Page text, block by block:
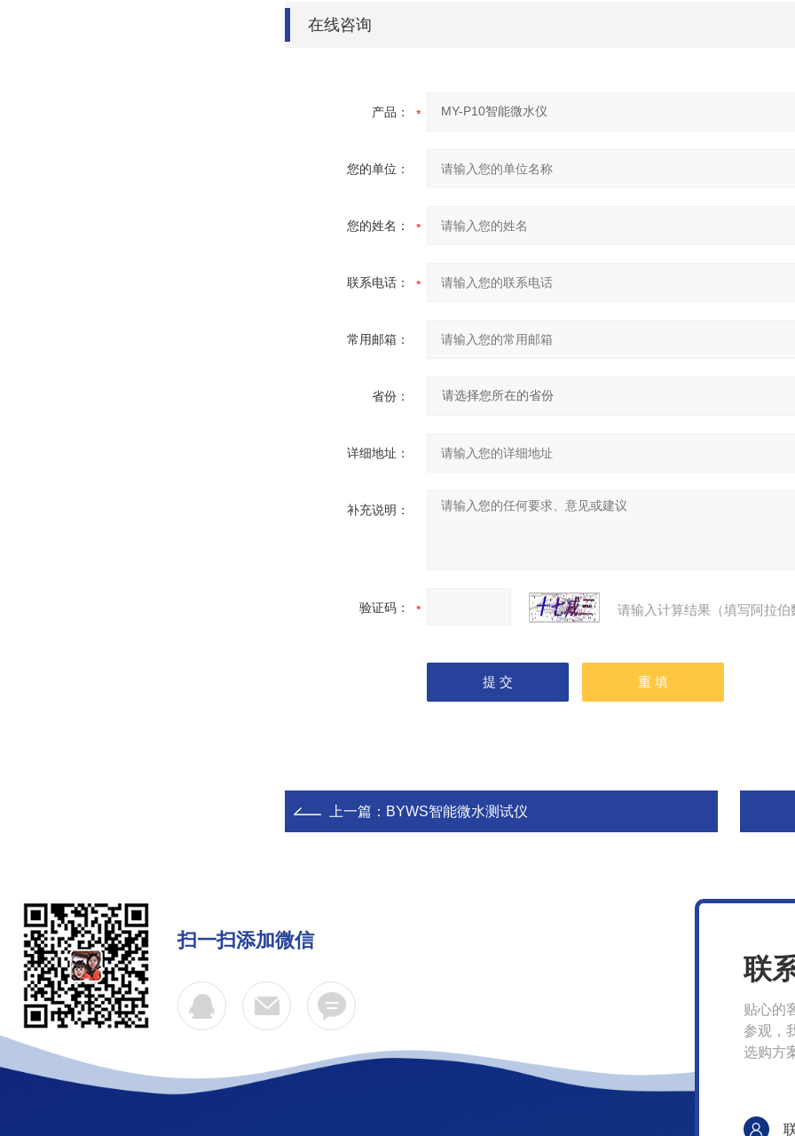
在线咨询
产品：
您的单位：
您的姓名：
联系电话：
常用邮箱：
省份：
详细地址：
补充说明：
验证码： 请输入计算结果（填写阿拉
上一篇： BYWS智能微水测试仪
扫一扫添加微信
联
贴心的
参观，
选购方